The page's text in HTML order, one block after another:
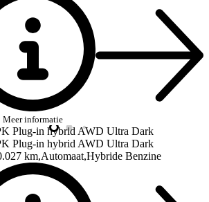
Meer informatie
Plug-in hybrid AWD Ultra Dark
km Automaat Hybride Benzine
Plug-in hybrid AWD Ultra Dark